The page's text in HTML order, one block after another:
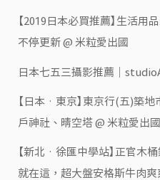
【2019日本必買推薦】生活
不停更新 @ 米粒愛出國
日本七五三攝影推薦｜
【日本‧東京】東京行(五)築
戶神社、晴空塔 @ 米粒愛出國
【新北‧徐匯中學站】正官木
就在這，超大盤安格斯牛肉